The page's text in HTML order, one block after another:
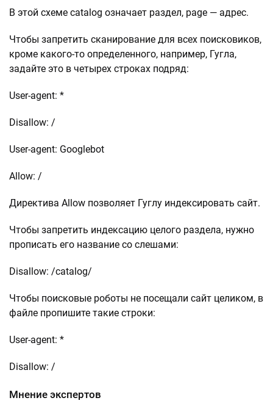
В этой схеме catalog означает раздел, page — адрес.
Чтобы запретить сканирование для всех поисковиков,
кроме какого-то определенного, например, Гугла,
задайте это в четырех строках подряд:
User-agent: *
Disallow: /
User-agent: Googlebot
Allow: /
Директива Allow позволяет Гуглу индексировать сайт.
Чтобы запретить индексацию целого раздела, нужно
прописать его название со слешами:
Disallow: /catalog/
Чтобы поисковые роботы не посещали сайт целиком, в
файле пропишите такие строки:
User-agent: *
Disallow: /
Мнение экспертов